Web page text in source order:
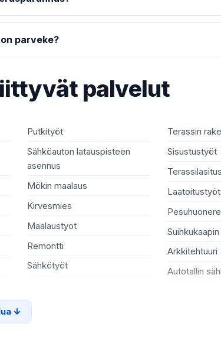
parveke?
palvelut
Putkityöt
Sähköauton latauspisteen
asennus
Mökin maalaus
Kirvesmies
Maalaustyot
Remontti
Sähkötyöt
Terassin
Sisustustyöt
Terassilasitus
Laatoitustyöt
Arkkitehtuuri
Autotallin